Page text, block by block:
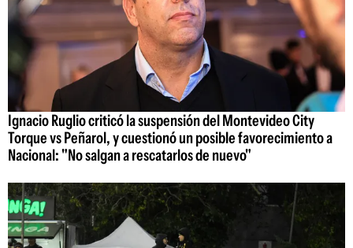
Ignacio Ruglio criticó la suspensión del Montevideo City
Torque vs Peñarol, y cuestionó un posible favorecimiento a
Nacional: "No salgan a rescatarlos de nuevo"